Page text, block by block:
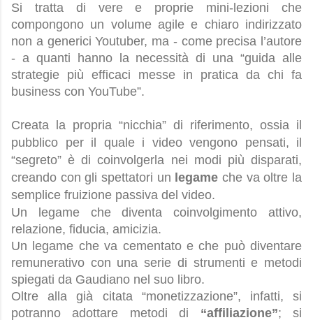
Si tratta di vere e proprie mini-lezioni che
compongono un volume agile e chiaro indirizzato
non a generici Youtuber, ma - come precisa l’autore
- a quanti hanno la necessità di una “guida alle
strategie più efficaci messe in pratica da chi fa
business con YouTube”.
Creata la propria “nicchia” di riferimento, ossia il
pubblico per il quale i video vengono pensati, il
“segreto” è di coinvolgerla nei modi più disparati,
creando con gli spettatori un legameche va oltre la
semplice fruizione passiva del video.
Un legame che diventa coinvolgimento attivo,
relazione, fiducia, amicizia.
Un legame che va cementato e che può diventare
remunerativo con una serie di strumenti e metodi
spiegati da Gaudiano nel suo libro.
Oltre alla già citata “monetizzazione”, infatti, si
potranno adottare metodi di “affiliazione”; si